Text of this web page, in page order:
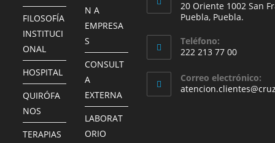
FILOSOFÍA
INSTITUCI
ONAL
HOSPITAL
QUIRÓFA
NOS
TERAPIAS
N A
EMPRESA
S
CONSULT
A
EXTERNA
LABORAT
ORIO
20 Oriente 1002 San
Puebla, Puebla.
Teléfono:
222 213 77 00
Correo electrónico: